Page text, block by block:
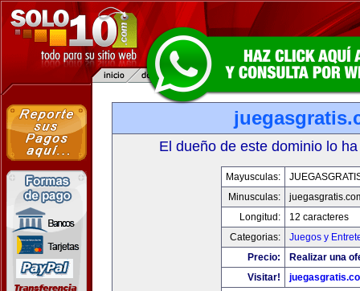
El dueño de este dominio lo
Mayusculas:
Minusculas:
Longitud:
12 caracteres
Categorias:
Juegos y
Precio:
Realizar una
Visitar!